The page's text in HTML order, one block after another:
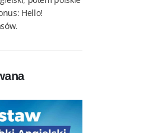
Hello!